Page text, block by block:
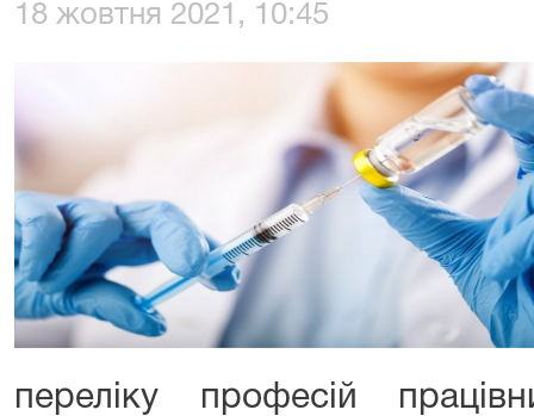
18 жовтня 2021, 10:45
переліку професій